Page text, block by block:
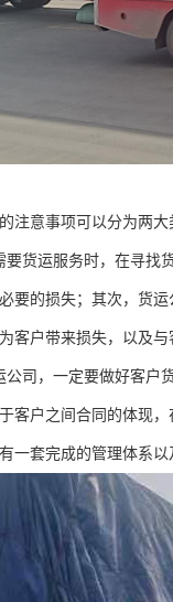
注意事项可以分为两大
要货运服务时，在寻找
要的损失；其次，货
客户带来损失，以及与
公司，一定要做好客
客户之间合同的体现
一套完成的管理体系